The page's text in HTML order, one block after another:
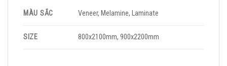
MÀU SẮC Veneer, Melamine, Laminate
SIZE 800x2100mm, 900x2200mm